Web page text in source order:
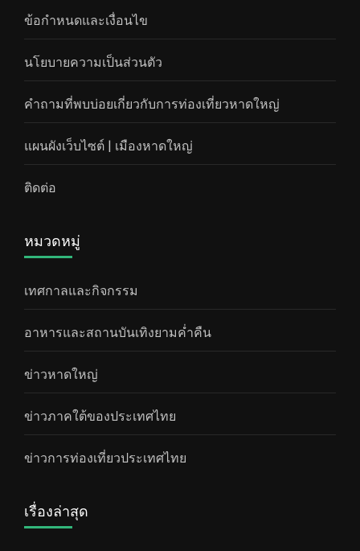
ข้อกำหนดและเงื่อนไข
นโยบายความเป็นส่วนตัว
คำถามที่พบบ่อยเกี่ยวกับการท่องเที่ยวหาดใหญ่
แผนผังเว็บไซต์ | เมืองหาดใหญ่
ติดต่อ
หมวดหมู่
เทศกาลและกิจกรรม
อาหารและสถานบันเทิงยามค่ำคืน
ข่าวหาดใหญ่
ข่าวภาคใต้ของประเทศไทย
ข่าวการท่องเที่ยวประเทศไทย
เรื่องล่าสุด